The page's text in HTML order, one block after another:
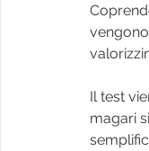
Il test
magari